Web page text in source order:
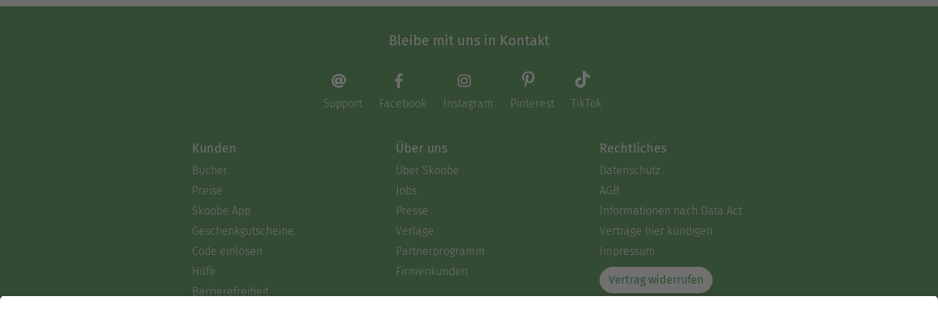
Bleibe mit uns in Kontakt
Support Facebook Instagram Pinterest TikTok
Kunden
Bücher
Preise
Skoobe App
Geschenkgutscheine
Code einlösen
Hilfe
Barrierefreiheit
Über uns
Über Skoobe
Jobs
Presse
Verlage
Partnerprogramm
Firmenkunden
Rechtliches
Datenschutz
AGB
Informationen nach Data Act
Verträge hier kündigen
Impressum
Vertrag widerrufen